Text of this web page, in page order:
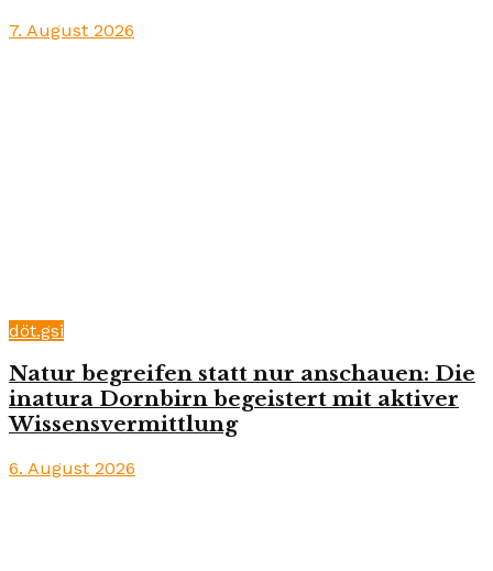
7. August 2026
döt.gsi
Natur begreifen statt nur anschauen: Die
inatura Dornbirn begeistert mit aktiver
Wissensvermittlung
6. August 2026